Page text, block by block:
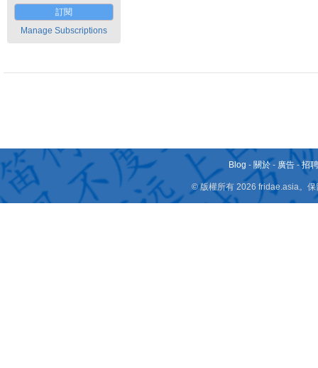
訂閱
Manage Subscriptions
Blog - 關於 - 廣告 -招
© 版權所有 2026 fridae.asia。